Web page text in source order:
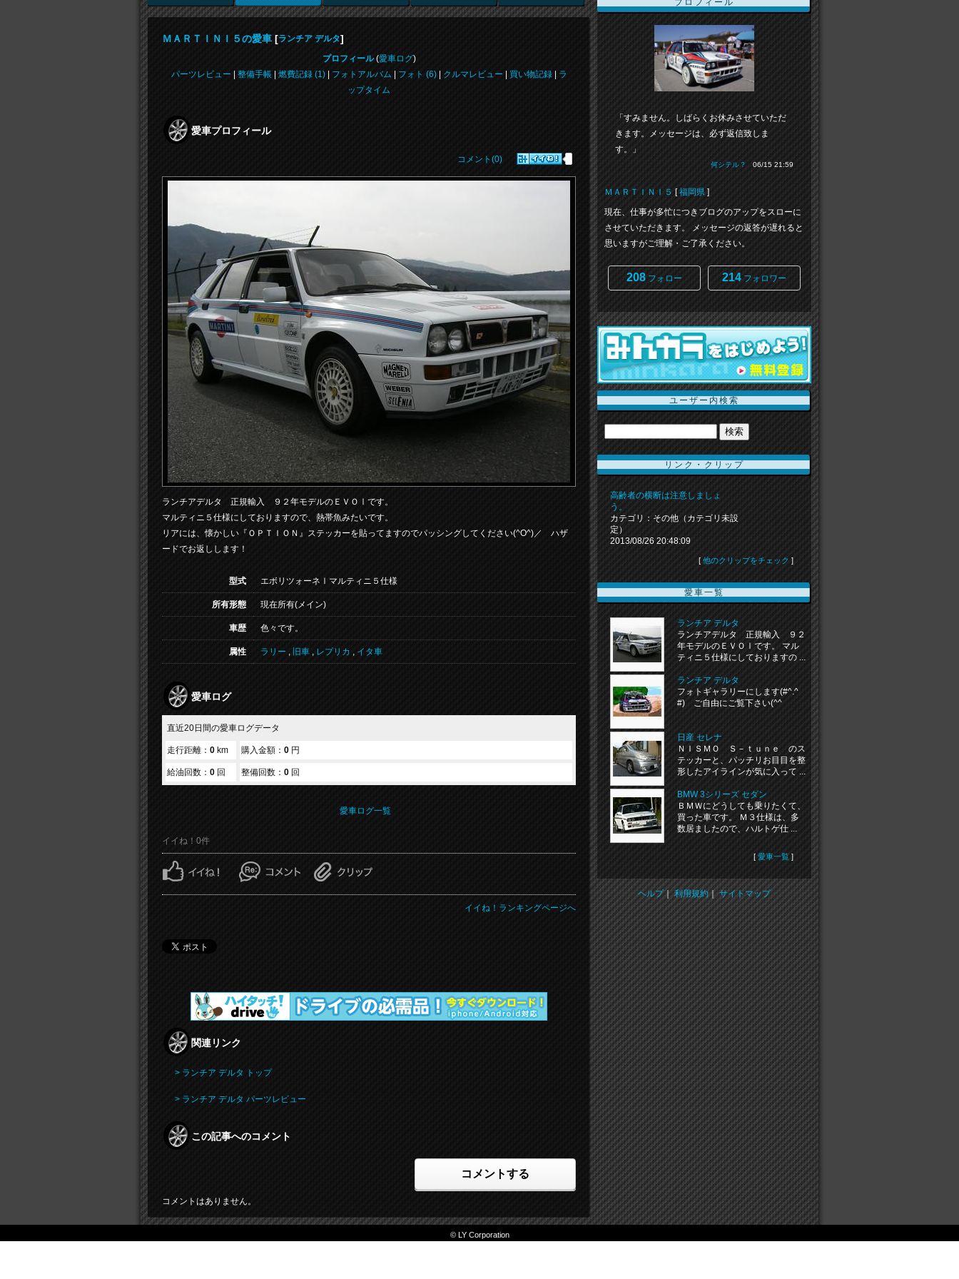
ＭＡＲＴＩＮＩ５の愛車 [ランチア デルタ]
プロフィール(愛車ログ)
パーツレビュー
整備手帳| 燃費記録 (1)| フォトアルバム フォト (6)| クルマレビュー 買い物記録|
ラ
ップタイム
愛車プロフィール
コメント(0)
ランチアデルタ 正規輸入 ９２年モデルのＥＶＯⅠです。
マルティニ５仕様にしておりますので、熱帯魚みたいです。
リアには、懐かしい『ＯＰＴＩＯＮ』ステッカーを貼ってますのでパッシングしてください(^O^)／ ハザ
ードでお返しします！
型式 エボリツォーネⅠマルティニ５仕様
所有形態 現在所有(メイン)
車歴 色々です。
属性 ラリー , 旧車 , レプリカ , イタ車
愛車ログ
直近20日間の愛車ログデータ
走行距離： 0 km 購入金額： 0 円
給油回数： 0 回 整備回数： 0 回
愛車ログ一覧
イイね！0件
イイね！ランキングページへ
関連リンク
> ランチア デルタ トップ
> ランチア デルタ パーツレビュー
この記事へのコメント
コメントする
コメントはありません。
プロフィール
「すみません。しばらくお休みさせていただ
きます。メッセージは、必ず返信致しま
す。」
何シテル？ 06/15 21:59
ＭＡＲＴＩＮＩ５ [福岡県 ]
現在、仕事が多忙につきブログのアップをスローに
させていただきます。 メッセージの返答が遅れると
思いますがご理解・ご了承ください。
208 フォロー 214フォロワー
ユーザー内検索
リンク・クリップ
高齢者の横断は注意しましょ
う。
カテゴリ：その他（カテゴリ未設
定）
2013/08/26 20:48:09
[他のクリップをチェック ]
愛車一覧
ランチア デルタ
ランチアデルタ 正規輸入 ９２
年モデルのＥＶＯⅠです。 マル
ティニ５仕様にしておりますの ...
ランチア デルタ
フォトギャラリーにします(#^.^
#) ご自由にご覧下さい(^^ゞ
日産 セレナ
ＮＩＳＭＯ Ｓ－ｔｕｎｅ のス
テッカーと、パッチリお目目を整
形したアイラインが気に入って ...
BMW 3シリーズ セダン
ＢＭＷにどうしても乗りたくて、
買った車です。 Ｍ３仕様は、多
数居ましたので、ハルトゲ仕 ...
[ 愛車一覧 ]
ヘルプ｜利用規約｜サイトマップ
© LY Corporation